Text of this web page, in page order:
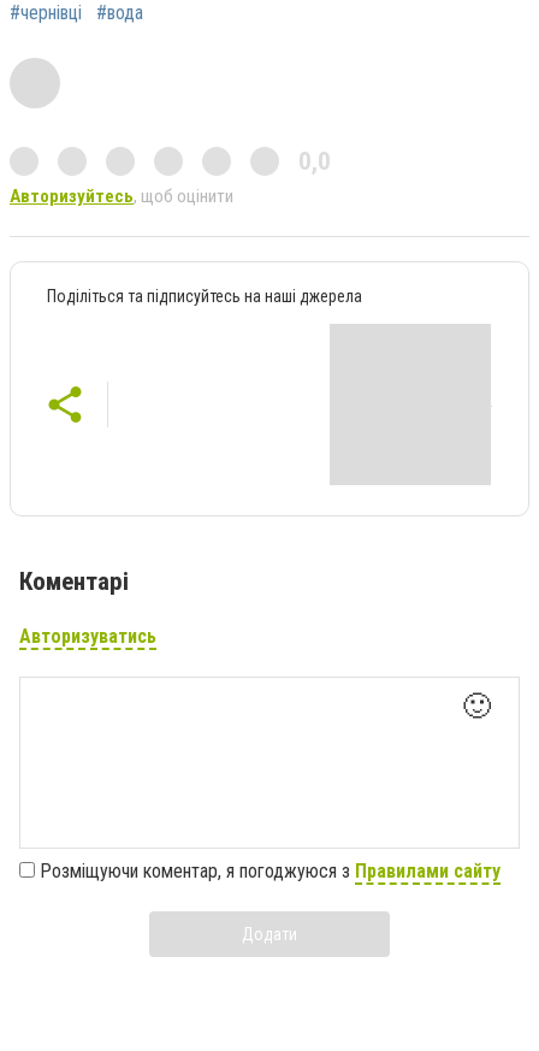
#чернівці #вода
0,0
Авторизуйтесь, щоб оцінити
Поділіться та підписуйтесь на наші джерела
Коментарі
Авторизуватись
🙂
Розміщуючи коментар, я погоджуюся з Правилами сайту
Додати